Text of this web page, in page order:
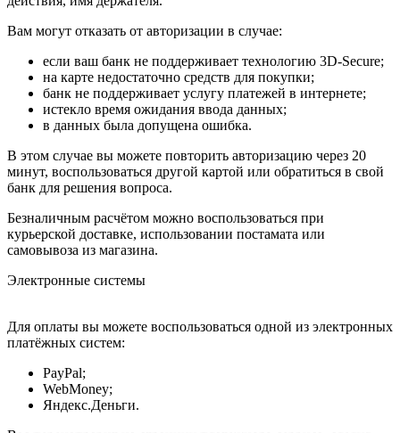
Вам могут отказать от авторизации в случае:
если ваш банк не поддерживает технологию 3D-Secure;
на карте недостаточно средств для покупки;
банк не поддерживает услугу платежей в интернете;
истекло время ожидания ввода данных;
в данных была допущена ошибка.
В этом случае вы можете повторить авторизацию через 20
минут, воспользоваться другой картой или обратиться в свой
банк для решения вопроса.
Безналичным расчётом можно воспользоваться при
курьерской доставке, использовании постамата или
самовывоза из магазина.
Электронные системы
Для оплаты вы можете воспользоваться одной из электронных
платёжных систем:
PayPal;
WebMoney;
Яндекс.Деньги.